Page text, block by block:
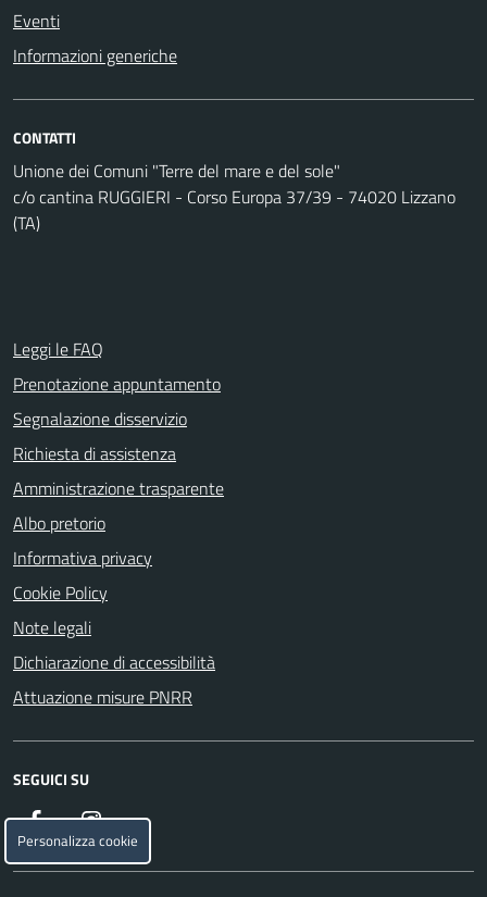
Eventi
Informazioni generiche
CONTATTI
Unione dei Comuni "Terre del mare e del sole"
c/o cantina RUGGIERI - Corso Europa 37/39 - 74020 Lizzano
(TA)
Leggi le FAQ
Prenotazione appuntamento
Segnalazione disservizio
Richiesta di assistenza
Amministrazione trasparente
Albo pretorio
Informativa privacy
Cookie Policy
Note legali
Dichiarazione di accessibilità
Attuazione misure PNRR
SEGUICI SU
FacebookInstagram
Personalizza cookie